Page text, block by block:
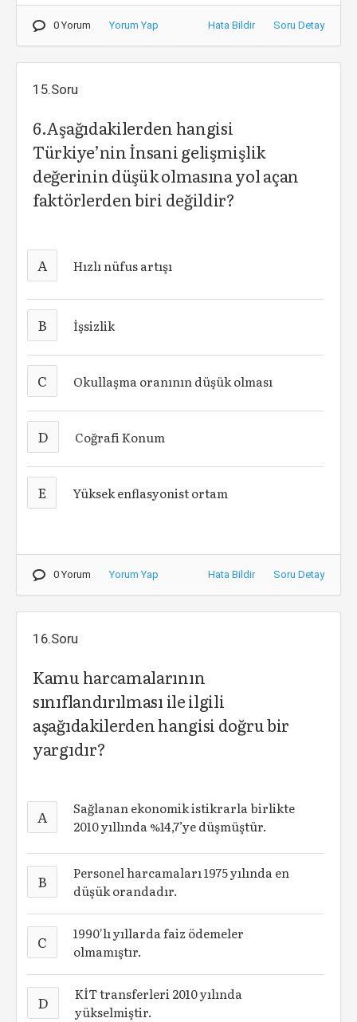
0 Yorum Yorum Yap Hata Bildir Soru Detay
15.Soru
6.Aşağıdakilerden hangisi
Türkiye’nin İnsani gelişmişlik
değerinin düşük olmasına yol açan
faktörlerden biri değildir?
A Hızlı nüfus artışı
B İşsizlik
C Okullaşma oranının düşük olması
D Coğrafi Konum
E Yüksek enflasyonist ortam
0 Yorum Yorum Yap Hata Bildir Soru Detay
16.Soru
Kamu harcamalarının
sınıflandırılması ile ilgili
aşağıdakilerden hangisi doğru bir
yargıdır?
A
Sağlanan ekonomik istikrarla birlikte
2010 yıllında %14,7’ye düşmüştür.
B
Personel harcamaları 1975 yılında en
düşük orandadır.
C
1990'lı yıllarda faiz ödemeler
olmamıştır.
D
KİT transferleri 2010 yılında
yükselmiştir.